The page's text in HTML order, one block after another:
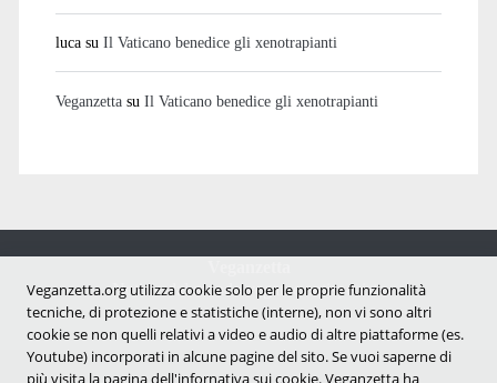
lucasu Il Vaticano benedice gli xenotrapianti
Veganzettasu Il Vaticano benedice gli xenotrapianti
Notizie dal mondo vegan e antispecista
Veganzetta.org utilizza cookie solo per le proprie funzionalità
tecniche, di protezione e statistiche (interne), non vi sono altri
cookie se non quelli relativi a video e audio di altre piattaforme (es.
Youtube) incorporati in alcune pagine del sito. Se vuoi saperne di
più visita la pagina dell'infornativa sui cookie. Veganzetta ha